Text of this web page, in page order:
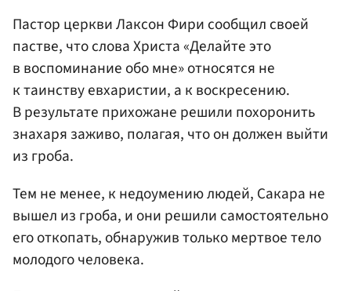
Пастор церкви Лаксон Фири сообщил своей
пастве, что слова Христа «Делайте это
в воспоминание обо мне» относятся не
к таинству евхаристии, а к воскресению.
В результате прихожане решили похоронить
знахаря заживо, полагая, что он должен выйти
из гроба.
Тем не менее, к недоумению людей, Сакара не
вышел из гроба, и они решили самостоятельно
его откопать, обнаружив только мертвое тело
молодого человека.